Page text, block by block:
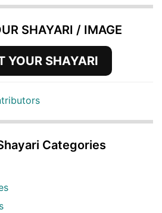
SHAYARI / IMAGE
YOUR SHAYARI
Categories